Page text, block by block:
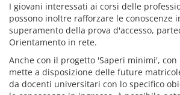
I giovani interessati ai corsi delle
possono inoltre rafforzare le conoscenze
superamento della prova d'accesso,
Orientamento in rete.
Anche con il progetto 'Saperi minimi',
mette a disposizione delle future
da docenti universitari con lo specifico